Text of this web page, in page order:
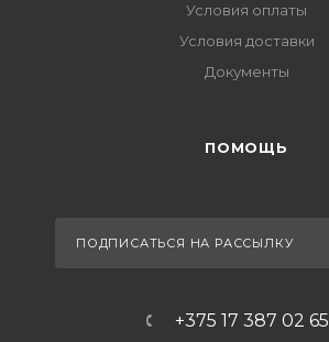
Условия оплаты
Условия доставки
Документы
ПОМОЩЬ
ПОДПИСАТЬСЯ НА РАССЫЛКУ
+375 17 387 02 65